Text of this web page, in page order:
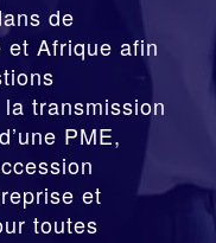
de
et Afrique afin
transmission
d’une PME,
et
toutes